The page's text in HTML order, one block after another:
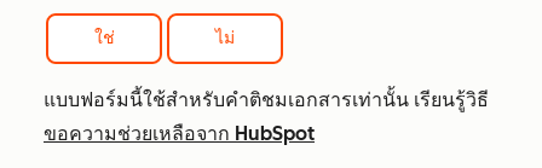
ใช่ ไม่
แบบฟอร์มนี้ใช้สำหรับคำติชมเอกสารเท่านั้น เรียนรู้วิธี
ขอความช่วยเหลือจาก HubSpot